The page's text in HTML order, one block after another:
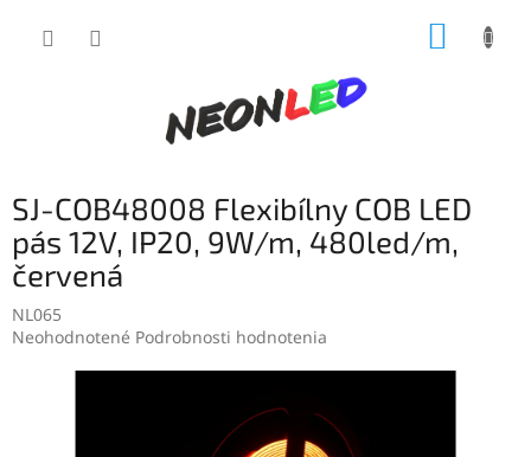
SJ-COB48008 Flexibílny COB LED
pás 12V, IP20, 9W/m, 480led/m,
červená
NL065
Priemerné
Neohodnotené Podrobnosti hodnotenia